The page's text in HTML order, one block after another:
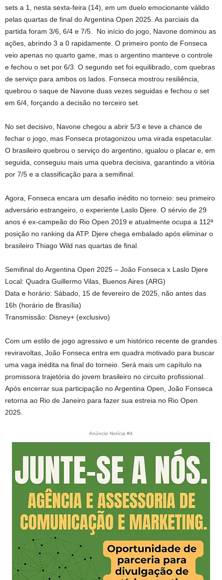
sets a 1, nesta sexta-feira (14), em um duelo emocionante válido
pelas quartas de final do Argentina Open 2025. As parciais da
partida foram 3/6, 6/4 e 7/5. No início do jogo, Navone dominou as
ações, abrindo 3 a 0 rapidamente. O primeiro ponto de Fonseca
veio apenas no quarto game, mas o argentino manteve o controle
e fechou o set por 6/3. O segundo set foi equilibrado, com quebras
de serviço para ambos os lados. Fonseca mostrou resiliência,
quebrou o saque de Navone duas vezes seguidas e fechou o set
em 6/4, forçando a decisão no terceiro set.
No set decisivo, Navone chegou a abrir 5/3 e teve a chance de
fechar o jogo, mas Fonseca protagonizou uma virada espetacular.
O brasileiro quebrou o serviço do argentino, igualou o placar e, em
seguida, conseguiu mais uma quebra decisiva, garantindo a vitória
por 7/5 e a classificação para a semifinal.
Agora, Fonseca encara um desafio inédito no torneio: seu primeiro
adversário estrangeiro, o experiente Laslo Djere. O sérvio de 29
anos é ex-campeão do Rio Open 2019 e atualmente ocupa a 112ª
posição no ranking da ATP. Djere chega embalado após eliminar o
brasileiro Thiago Wild nas quartas de final.
Semifinal do Argentina Open 2025 – João Fonseca x Laslo Djere
Local: Quadra Guillermo Vilas, Buenos Aires (ARG)
Data e horário: Sábado, 15 de fevereiro de 2025, não antes das
16h (horário de Brasília)
Transmissão: Disney+ (exclusivo)
Com um estilo de jogo agressivo e um histórico recente de grandes
reviravoltas, João Fonseca entra em quadra motivado para buscar
uma vaga inédita na final do torneio. Será mais um capítulo na
promissora trajetória do jovem brasileiro no circuito profissional.
Após encerrar sua participação no Argentina Open, João Fonseca
retorna ao Rio de Janeiro para fazer sua estreia no Rio Open
2025.
Anúncio Notícia #4